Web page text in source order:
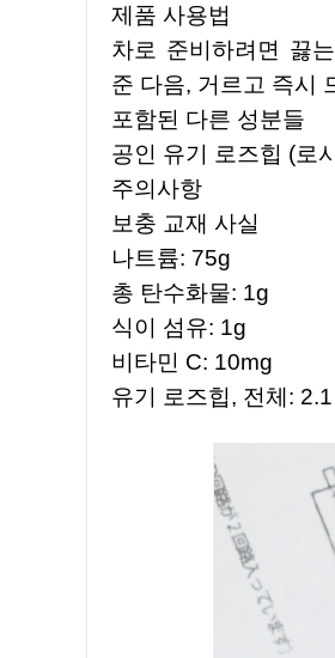
제품 사용법
차로 준비하려면 끓
준 다음, 거르고 즉시
포함된 다른 성분들
공인 유기 로즈힙 (로
주의사항
보충 교재 사실
나트륨: 75g
총 탄수화물: 1g
식이 섬유: 1g
비타민 C: 10mg
유기 로즈힙, 전체: